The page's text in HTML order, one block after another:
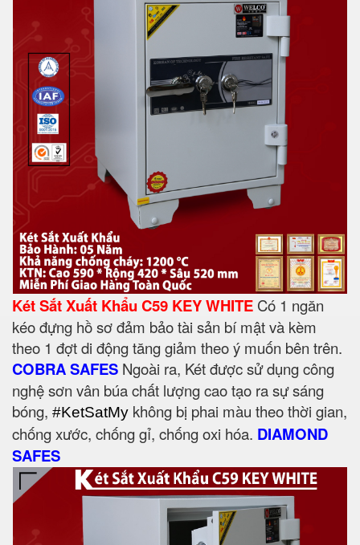
Két Sắt Xuất Khẩu C59 KEY WHITE Có 1 ngăn
kéo đựng hồ sơ đảm bảo tài sản bí mật và kèm
theo 1 đợt di động tăng giảm theo ý muốn bên trên.
COBRA SAFES Ngoài ra, Két được sử dụng công
nghệ sơn vân búa chất lượng cao tạo ra sự sáng
bóng, #KetSatMy không bị phai màu theo thời gian,
chống xước, chống gỉ, chống oxi hóa. DIAMOND
SAFES